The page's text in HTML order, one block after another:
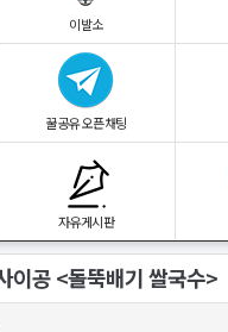
이발소
꿀공유 오픈채팅
자유게시판
이공 <돌뚝배기 쌀국수>